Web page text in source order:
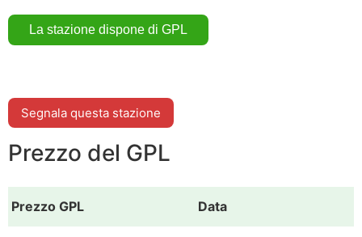
Segnala questa stazione
Prezzo del GPL
Prezzo GPL Data